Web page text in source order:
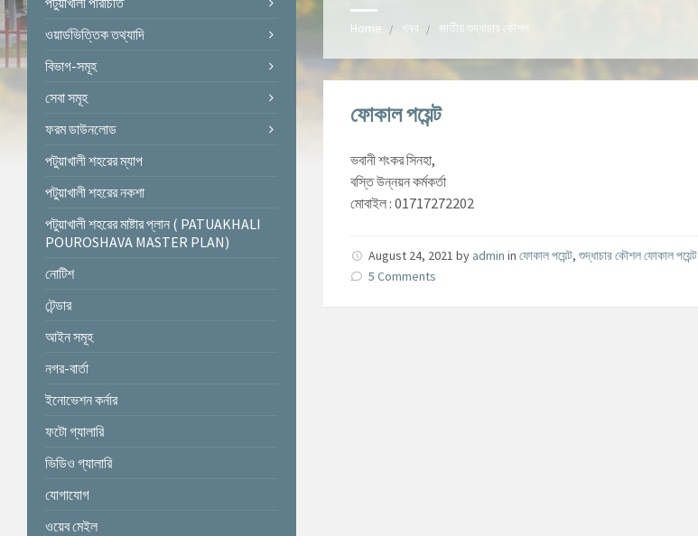
Home খবর জাতীয় শুদ্ধাচার কৌশল
ফোকাল পয়েন্ট
ভবানী শংকর সিনহা,
বস্তি উন্নয়ন কর্মকর্তা
মোবাইল : 01717272202
August 24, 2021by admin inফোকাল পয়েন্ট,শুদ্ধাচার কৌশল ফোকাল পয়েন্ট
5 Comments
ওয়ার্ডভিত্তিক তথ্যাদি
বিভাগ-সমূহ
সেবা সমূহ
ফরম ডাউনলোড
পটুয়াখালী শহরের ম্যাপ
পটুয়াখালী শহরের নকশা
পটুয়াখালী শহরের মাষ্টার প্লান ( PATUAKHALI
POUROSHAVA MASTER PLAN)
নোটিশ
টেন্ডার
আইন সমূহ
নগর-বার্তা
ইনোভেশন কর্নার
ফটো গ্যালারি
ভিডিও গ্যালারি
যোগাযোগ
ওয়েব মেইল